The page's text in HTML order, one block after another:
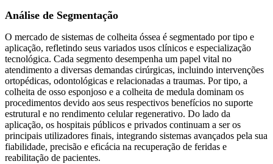
Análise de Segmentação
O mercado de sistemas de colheita óssea é segmentado por tipo e
aplicação, refletindo seus variados usos clínicos e especialização
tecnológica. Cada segmento desempenha um papel vital no
atendimento a diversas demandas cirúrgicas, incluindo intervenções
ortopédicas, odontológicas e relacionadas a traumas. Por tipo, a
colheita de osso esponjoso e a colheita de medula dominam os
procedimentos devido aos seus respectivos benefícios no suporte
estrutural e no rendimento celular regenerativo. Do lado da
aplicação, os hospitais públicos e privados continuam a ser os
principais utilizadores finais, integrando sistemas avançados pela sua
fiabilidade, precisão e eficácia na recuperação de feridas e
reabilitação de pacientes.